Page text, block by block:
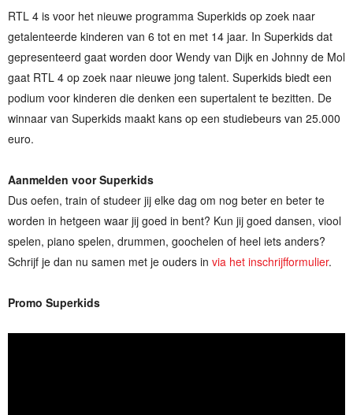
RTL 4 is voor het nieuwe programma Superkids op zoek naar
getalenteerde kinderen van 6 tot en met 14 jaar. In Superkids dat
gepresenteerd gaat worden door Wendy van Dijk en Johnny de Mol
gaat RTL 4 op zoek naar nieuwe jong talent. Superkids biedt een
podium voor kinderen die denken een supertalent te bezitten. De
winnaar van Superkids maakt kans op een studiebeurs van 25.000
euro.
Aanmelden voor Superkids
Dus oefen, train of studeer jij elke dag om nog beter en beter te
worden in hetgeen waar jij goed in bent? Kun jij goed dansen, viool
spelen, piano spelen, drummen, goochelen of heel iets anders?
Schrijf je dan nu samen met je ouders in via het inschrijfformulier.
Promo Superkids